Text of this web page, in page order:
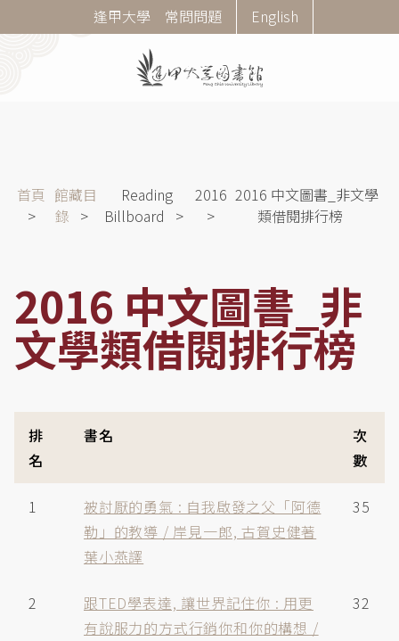
至
Corner
Menu
逢甲大學 常問問題 English
導
首頁 館藏目
錄
Reading
Billboard
2016 2016 中文圖書_非文學
類借閱排行榜
2016 中文圖書_非
文學類借閱排行榜
排
名
書名
次
數
1
被討厭的勇氣 : 自我啟發之父「阿德
勒」的教導 / 岸見一郎, 古賀史健著
葉小燕譯
35
2
跟TED學表達, 讓世界記住你 : 用更
有說服力的方式行銷你和你的構想 /
32